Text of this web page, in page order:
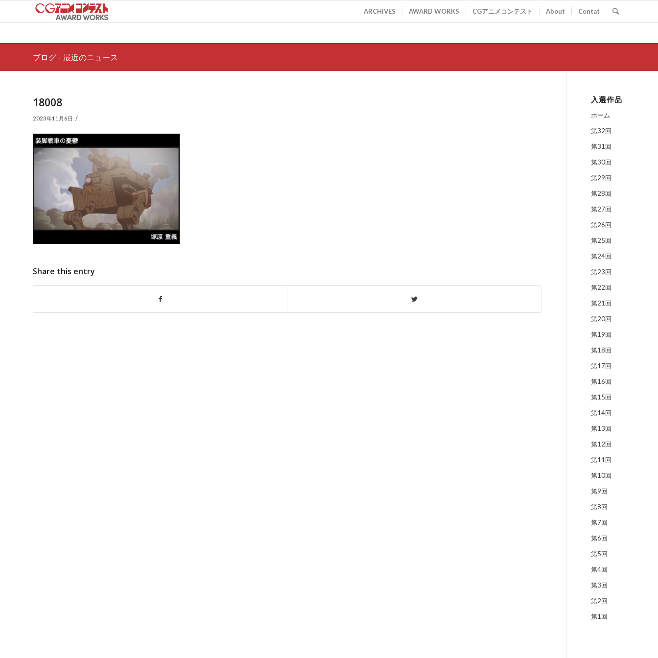
ARCHIVES AWARD WORKS CGアニメコンテスト About Contat
ブログ - 最近のニュース
18008
2023年11月6日 /
Share this entry
入選作品
ホーム
第32回
第31回
第30回
第29回
第28回
第27回
第26回
第25回
第24回
第23回
第22回
第21回
第20回
第19回
第18回
第17回
第16回
第15回
第14回
第13回
第12回
第11回
第10回
第9回
第8回
第7回
第6回
第5回
第4回
第3回
第2回
第1回